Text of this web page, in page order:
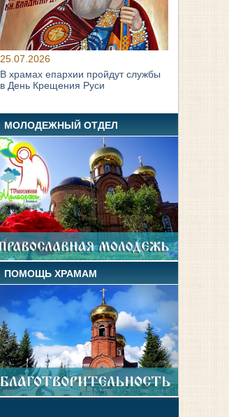
25.07.2026
В храмах епархии пройдут службы
в День Крещения Руси
МОЛОДЕЖНЫЙ ОТДЕЛ
ПОМОЩЬ ХРАМАМ